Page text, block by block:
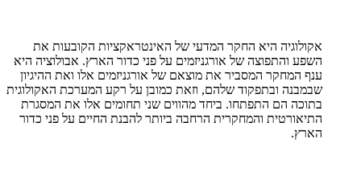
אקולוגיה היא החקר המדעי של האינטראקציות הקובעות את
השפע והתפוצה של אורגניזמים על פני כדור הארץ. אבולוציה היא
ענף המחקר המסביר את מוצאם של אורגניזמים אלו ואת ההיגיון
שבמבנה ובתפקוד שלהם, וזאת כמובן על רקע המערכת האקולוגית
בתוכה הם התפתחו. ביחד מהווים שני תחומים אלו את המסגרת
התיאורטית והמחקרית הרחבה ביותר להבנת החיים על פני כדור
הארץ.